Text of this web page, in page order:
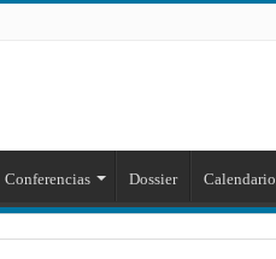
Conferencias Dossier Calendario